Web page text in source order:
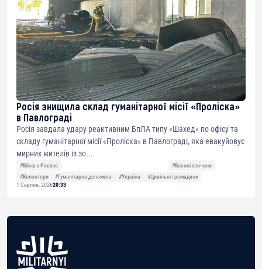
Росія знищила склад гуманітарної місії «Проліска»
в Павлограді
Росія завдала удару реактивним БпЛА типу «Шахед» по офісу та
складу гуманітарної місії «Проліска» в Павлограді, яка евакуйовує
мирних жителів із зо...
#Війна з Росією
#Воєнні злочини
#Волонтери
#Гуманітарна допомога #Україна
#Цивільні громадяни
1 Серпня, 202620:33